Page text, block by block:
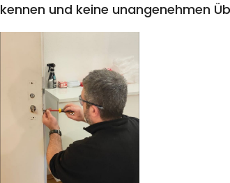
kennen und keine unangenehmen